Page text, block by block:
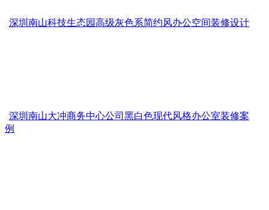
深圳南山科技生态园高级灰色系简约风办公空间装修设计
深圳南山大冲商务中心公司黑白色现代风格办公室装修案
例